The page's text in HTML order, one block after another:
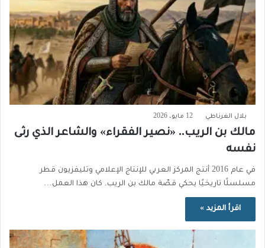
بلال الغرناطي 12 مايو، 2026
مالك بن الريب.. «نصير الفقراء» والشاعر الذي رثى
نفسه
في عام 2016 أنتج المركز العربي للإنتاج الإعلامي وتليفزيون قطر
مسلسلًا تاريخيًا يحكي قصّة مالك بن الريب. كان هذا العمل…
اقرأ المزيد »